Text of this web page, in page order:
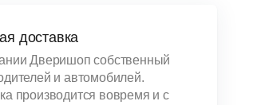
доставка
Дверишоп собственный
и автомобилей.
производится вовремя и с